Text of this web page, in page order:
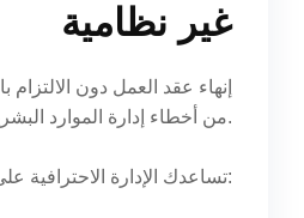
غير نظامية
إنهاء عقد العمل دون الالتزام
من أخطاء إدارة الموارد البشرية المكلفة قانونيًا.
تساعدك الإدارة الاحترافية على: